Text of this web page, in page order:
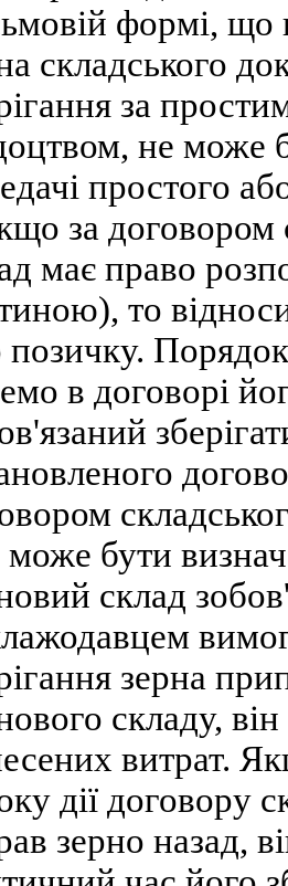
формі, що
складського
за
не може
простого
за договором
має право
то
позичку.
в договорі
може бути
склад
зерна
складу,
витрат.
дії договору
зерно назад,